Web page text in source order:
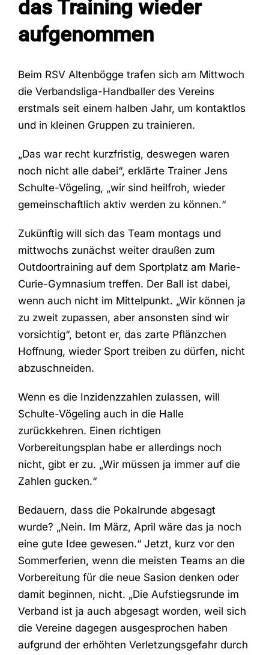
Trainingszeiten
das Training wieder
aufgenommen
Beim RSV Altenbögge trafen sich am Mittwoch
die Verbandsliga-Handballer des Vereins
erstmals seit einem halben Jahr, um kontaktlos
und in kleinen Gruppen zu trainieren.
„Das war recht kurzfristig, deswegen waren
noch nicht alle dabei“, erklärte Trainer Jens
Schulte-Vögeling, „wir sind heilfroh, wieder
gemeinschaftlich aktiv werden zu können.“
Zukünftig will sich das Team montags und
mittwochs zunächst weiter draußen zum
Outdoortraining auf dem Sportplatz am Marie-
Curie-Gymnasium treffen. Der Ball ist dabei,
wenn auch nicht im Mittelpunkt. „Wir können ja
zu zweit zupassen, aber ansonsten sind wir
vorsichtig“, betont er, das zarte Pflänzchen
Hoffnung, wieder Sport treiben zu dürfen, nicht
abzuschneiden.
Wenn es die Inzidenzzahlen zulassen, will
Schulte-Vögeling auch in die Halle
zurückkehren. Einen richtigen
Vorbereitungsplan habe er allerdings noch
nicht, gibt er zu. „Wir müssen ja immer auf die
Zahlen gucken.“
Bedauern, dass die Pokalrunde abgesagt
wurde? „Nein. Im März, April wäre das ja noch
eine gute Idee gewesen.“ Jetzt, kurz vor den
Sommerferien, wenn die meisten Teams an die
Vorbereitung für die neue Sasion denken oder
damit beginnen, nicht. „Die Aufstiegsrunde im
Verband ist ja auch abgesagt worden, weil sich
die Vereine dagegen ausgesprochen haben
aufgrund der erhöhten Verletzungsgefahr durch